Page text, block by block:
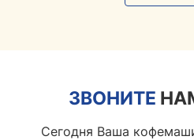
ЗВОНИТЕ
Сегодня Ваша